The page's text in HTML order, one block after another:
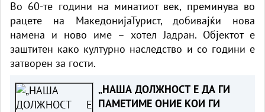
Во 60-те години на минатиот век, преминува во
рацете на МакедонијаТурист, добивајќи нова
намена и ново име – хотел Јадран. Објектот е
заштитен како културно наследство и со години е
затворен за гости.
„НАША ДОЛЖНОСТ Е ДА ГИ
ПАМЕТИМЕ ОНИЕ КОИ ГИ